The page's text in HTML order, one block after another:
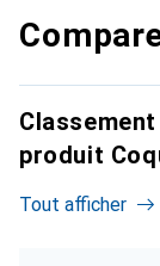
produit
Tout afficher